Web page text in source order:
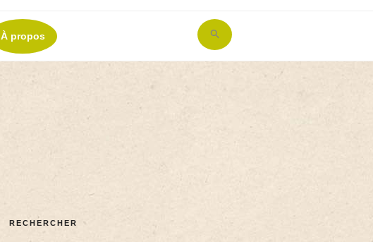
À propos
Search
for:
RECHERCHER